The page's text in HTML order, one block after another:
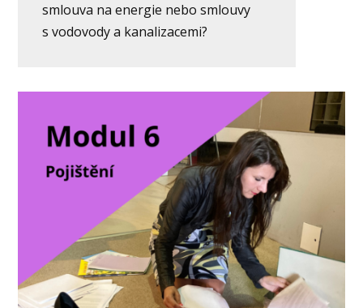
smlouva na energie nebo smlouvy
s vodovody a kanalizacemi?